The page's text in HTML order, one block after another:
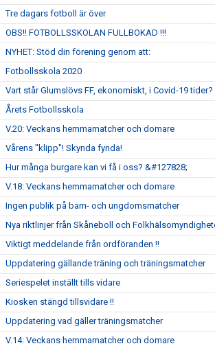
Tre dagars fotboll är över
OBS!! FOTBOLLSSKOLAN FULLBOKAD !!!
NYHET: Stöd din förening genom att:
Fotbollsskola 2020
Vart står Glumslövs FF, ekonomiskt, i Covid-19 tider?
Årets Fotbollsskola
V.20: Veckans hemmamatcher och domare
Vårens "klipp"! Skynda fynda!
Hur många burgare kan vi få i oss? &#127828;
V.18: Veckans hemmamatcher och domare
Ingen publik på barn- och ungdomsmatcher
Nya riktlinjer från Skåneboll och
Viktigt meddelande från ordföranden !!
Uppdatering gällande träning och träningsmatcher
Seriespelet inställt tills vidare
Kiosken stängd tillsvidare !!
Uppdatering vad gäller träningsmatcher
V.14: Veckans hemmamatcher och domare